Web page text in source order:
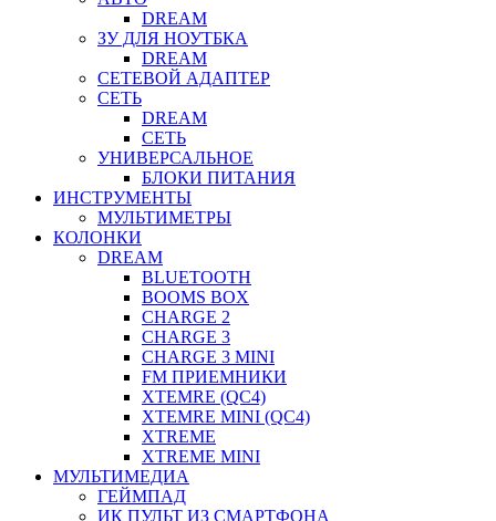
DREAM
ЗУ ДЛЯ НОУТБКА
DREAM
СЕТЕВОЙ АДАПТЕР
СЕТЬ
DREAM
СЕТЬ
УНИВЕРСАЛЬНОЕ
БЛОКИ ПИТАНИЯ
ИНСТРУМЕНТЫ
МУЛЬТИМЕТРЫ
КОЛОНКИ
DREAM
BLUETOOTH
BOOMS BOX
CHARGE 2
CHARGE 3
CHARGE 3 MINI
FM ПРИЕМНИКИ
XTEMRE (QC4)
XTEMRE MINI (QC4)
XTREME
XTREME MINI
МУЛЬТИМЕДИА
ГЕЙМПАД
ИК ПУЛЬТ ИЗ СМАРТФОНА